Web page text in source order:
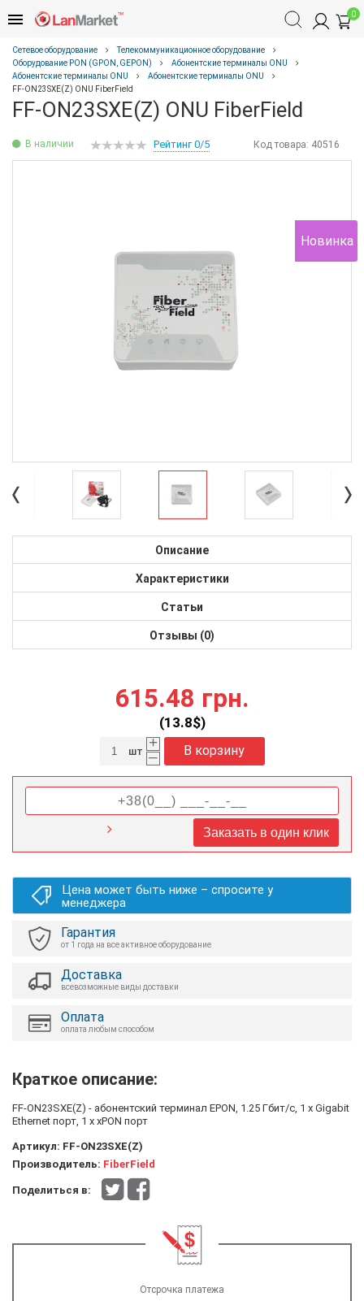
0
Сетевое оборудование
Телекоммуникационное оборудование
Оборудование PON (GPON, GEPON)
Абонентские терминалы ONU
Абонентские терминалы ONU
Абонентские терминалы ONU
FF-ON23SXE(Z) ONU FiberField
FF-ON23SXE(Z) ONU FiberField
В наличии Код товара: 40516
Рейтинг 0/5
Новинка
Описание
Характеристики
Статьи
Отзывы (0)
615.48 грн.
(13.8$)
+
–
В корзину
шт
Заказать в один клик
Цена может быть ниже – спросите у
менеджера
Гарантия
от 1 года на все активное оборудование
Доставка
всевозможные виды доставки
Оплата
оплата любым способом
Краткое описание:
FF-ON23SXE(Z) - абонентский терминал EPON, 1.25 Гбит/с, 1 x Gigabit
Ethernet порт, 1 x xPON порт
Артикул: FF-ON23SXE(Z)
Производитель: FiberField
Поделиться в:
Отсрочка платежа